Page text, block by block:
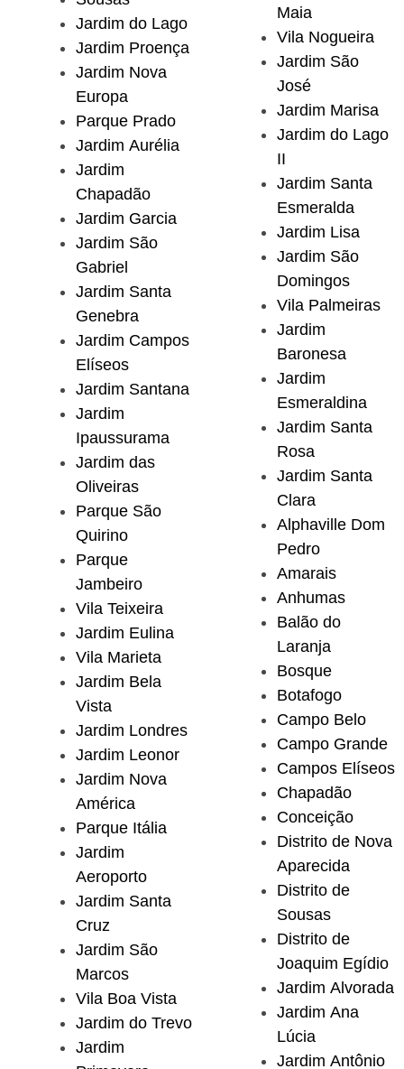
Jardim do Lago
Jardim Proença
Jardim Nova
Europa
Parque Prado
Jardim Aurélia
Jardim
Chapadão
Jardim Garcia
Jardim São
Gabriel
Jardim Santa
Genebra
Jardim Campos
Elíseos
Jardim Santana
Jardim
Ipaussurama
Jardim das
Oliveiras
Parque São
Quirino
Parque
Jambeiro
Vila Teixeira
Jardim Eulina
Vila Marieta
Jardim Bela
Vista
Jardim Londres
Jardim Leonor
Jardim Nova
América
Parque Itália
Jardim
Aeroporto
Jardim Santa
Cruz
Jardim São
Marcos
Vila Boa Vista
Jardim do Trevo
Jardim
Maia
Vila Nogueira
Jardim São
José
Jardim Marisa
Jardim do Lago
II
Jardim Santa
Esmeralda
Jardim Lisa
Jardim São
Domingos
Vila Palmeiras
Jardim
Baronesa
Jardim
Esmeraldina
Jardim Santa
Rosa
Jardim Santa
Clara
Alphaville Dom
Pedro
Amarais
Anhumas
Balão do
Laranja
Bosque
Botafogo
Campo Belo
Campo Grande
Campos Elíseos
Chapadão
Conceição
Distrito de Nova
Aparecida
Distrito de
Sousas
Distrito de
Joaquim Egídio
Jardim Alvorada
Jardim Ana
Lúcia
Jardim Antônio